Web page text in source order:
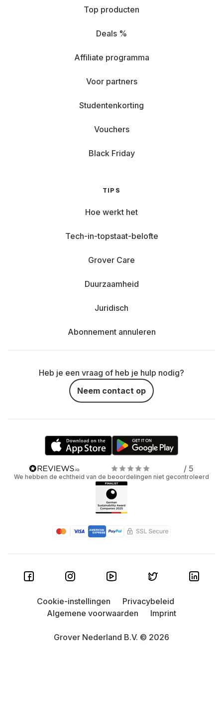
Top producten
Deals %
Affiliate programma
Voor partners
Studentenkorting
Vouchers
Black Friday
TIPS
Hoe werkt het
Tech-in-topstaat-belofte
Grover Care
Duurzaamheid
Juridisch
Abonnement annuleren
Heb je een vraag of heb je hulp nodig?
Neem contact op
/ 5
We hebben de echtheid van de beoordelingen niet gecontroleerd
Grover Nederland B.V. © 2026
Cookie-instellingen
Privacybeleid
Algemene voorwaarden
Imprint